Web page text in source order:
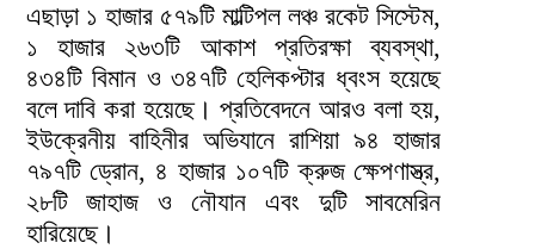
এছাড়া ১ হাজার ৫৭৯টি মাল্টিপল লঞ্চ রকেট সিস্টেম,
১ হাজার ২৬৩টি আকাশ প্রতিরক্ষা ব্যবস্থা,
৪৩৪টি বিমান ও ৩৪৭টি হেলিকপ্টার ধ্বংস হয়েছে
বলে দাবি করা হয়েছে। প্রতিবেদনে আরও বলা হয়,
ইউক্রেনীয় বাহিনীর অভিযানে রাশিয়া ৯৪ হাজার
৭৯৭টি ড্রোন, ৪ হাজার ১০৭টি ক্রুজ ক্ষেপণাস্ত্র,
২৮টি জাহাজ ও নৌযান এবং দুটি সাবমেরিন
হারিয়েছে।